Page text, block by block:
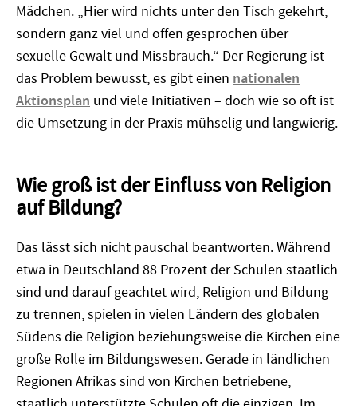
Mädchen. „Hier wird nichts unter den Tisch gekehrt,
sondern ganz viel und offen gesprochen über
sexuelle Gewalt und Missbrauch.“ Der Regierung ist
das Problem bewusst, es gibt einen nationalen
Aktionsplan und viele Initiativen – doch wie so oft ist
die Umsetzung in der Praxis mühselig und langwierig.
Wie groß ist der Einfluss von Religion
auf Bildung?
Das lässt sich nicht pauschal beantworten. Während
etwa in Deutschland 88 Prozent der Schulen staatlich
sind und darauf geachtet wird, Religion und Bildung
zu trennen, spielen in vielen Ländern des globalen
Südens die Religion beziehungsweise die Kirchen eine
große Rolle im Bildungswesen. Gerade in ländlichen
Regionen Afrikas sind von Kirchen betriebene,